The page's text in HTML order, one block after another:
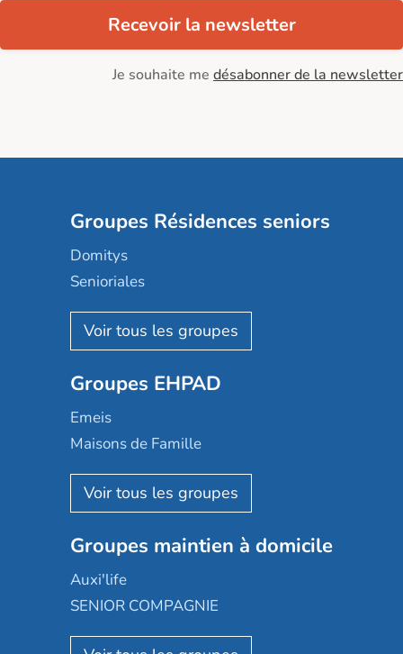
Recevoir la newsletter
Je souhaite me désabonner de la newsletter
Groupes Résidences seniors
Domitys
Senioriales
Nohée
Les Résidentiels
Mobicap
Domusvi
Happy Senior
Aquarelia
Nexity edenea
Les jardins d'Arcadie
Occitalia
Appartseniors
Reseda
Groupes EHPAD
Emeis
Maisons de Famille
Korian
Emera
Groupe SOS
Le Noble Âge
Almage
Groupes maintien à domicile
Auxi'life
SENIOR COMPAGNIE
AGE D'OR Services